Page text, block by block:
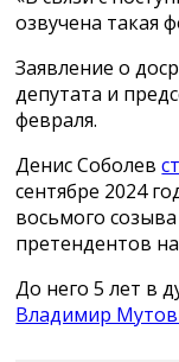
озвучена такая
Заявление о
депутата и
февраля.
Денис Соболев
сентябре 2024
восьмого
претендентов
До него 5 лет в
Владимир